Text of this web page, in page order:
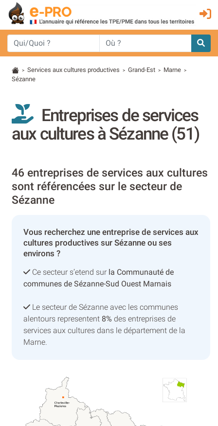
> Services aux cultures productives > Grand-Est > Marne >
Sézanne
Entreprises de services
aux cultures à Sézanne (51)
46 entreprises de services aux cultures
sont référencées sur le secteur de
Sézanne
Vous recherchez une entreprise de services aux
cultures productives sur Sézanne ou ses
environs ?
Ce secteur s’etend sur la Communauté de
communes de Sézanne-Sud Ouest Marnais
Le secteur de Sézanne avec les communes
alentours representent 8% des entreprises de
services aux cultures dans le département de la
Marne.